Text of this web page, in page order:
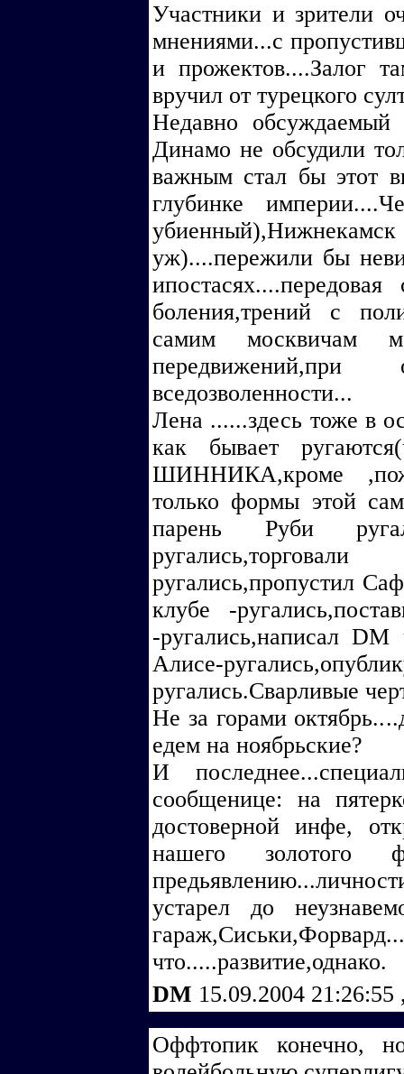
Участники и зрители
мнениями...с
и прожектов....Залог
вручил от турецкого
Недавно обсуждаемый
Динамо не обсудили
важным стал бы этот
глубинке
уж)....пережили бы
боления,трений с
самим москвичам
передвижений,при
вседозволенности...
Лена ......здесь тоже в
как бывает
ШИННИКА,кроме
только формы этой
парень Руби
ругались,пропустил
клубе -
-ругались,написал
Алисе-
ругались.Сварливые
Не за горами
едем на ноябрьские?
И
сообщенице: на
достоверной инфе,
нашего золотого
устарел до
что.....развитие,однако.
DM 15.09.2004 21:26:55
Оффтопик конечно,